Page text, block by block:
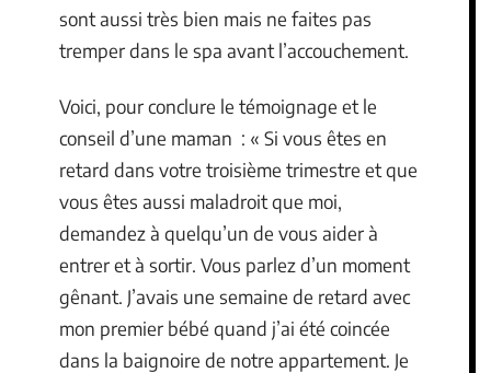
sont aussi très bien mais ne faites pas
tremper dans le spa avant l’accouchement.
Voici, pour conclure le témoignage et le
conseil d’une maman : « Si vous êtes en
retard dans votre troisième trimestre et que
vous êtes aussi maladroit que moi,
demandez à quelqu’un de vous aider à
entrer et à sortir. Vous parlez d’un moment
gênant. J’avais une semaine de retard avec
mon premier bébé quand j’ai été coincée
dans la baignoire de notre appartement. Je